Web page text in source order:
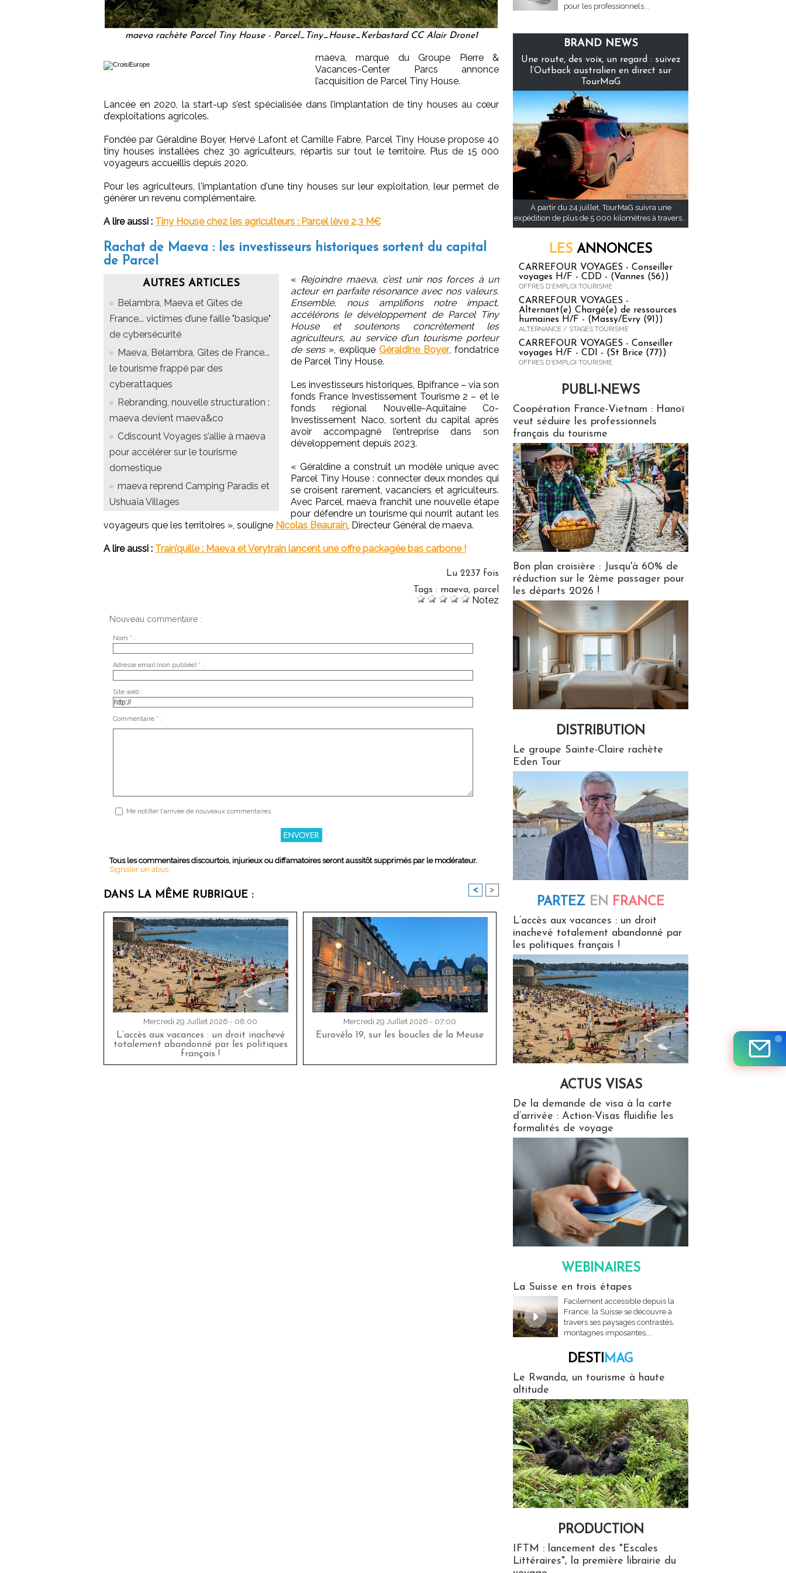
maeva rachète Parcel Tiny House - Parcel_Tiny_House_Kerbastard CC Alair Drone1
maeva, marque du Groupe Pierre &
Vacances-Center Parcs annonce
l’acquisition de Parcel Tiny House.
Lancée en 2020, la start-up s’est spécialisée dans l’implantation de tiny houses au cœur
d’exploitations agricoles.
Fondée par Géraldine Boyer, Hervé Lafont et Camille Fabre, Parcel Tiny House propose 40
tiny houses installées chez 30 agriculteurs, répartis sur tout le territoire. Plus de 15 000
voyageurs accueillis depuis 2020.
Pour les agriculteurs, l'implantation d'une tiny houses sur leur exploitation, leur permet de
générer un revenu complémentaire.
A lire aussi : Tiny House chez les agriculteurs : Parcel lève 2,3 M€
Rachat de Maeva : les investisseurs historiques sortent du capital
de Parcel
AUTRES ARTICLES
Belambra, Maeva et Gîtes de
France... victimes d’une faille "basique"
de cybersécurité
Maeva, Belambra, Gîtes de France...
le tourisme frappé par des
cyberattaques
Rebranding, nouvelle structuration :
maeva devient maeva&co
Cdiscount Voyages s’allie à maeva
pour accélérer sur le tourisme
domestique
maeva reprend Camping Paradis et
Ushuaïa Villages
« Rejoindre maeva, c’est unir nos forces à un
acteur en parfaite résonance avec nos valeurs.
Ensemble, nous amplifions notre impact,
accélérons le développement de Parcel Tiny
House et soutenons concrètement les
agriculteurs, au service d’un tourisme porteur
de sens», explique Géraldine Boyer, fondatrice
de Parcel Tiny House.
Les investisseurs historiques, Bpifrance – via son
fonds France Investissement Tourisme 2 – et le
fonds régional Nouvelle-Aquitaine Co-
Investissement Naco, sortent du capital après
avoir accompagné l’entreprise dans son
développement depuis 2023.
« Géraldine a construit un modèle unique avec
Parcel Tiny House : connecter deux mondes qui
se croisent rarement, vacanciers et agriculteurs.
Avec Parcel, maeva franchit une nouvelle étape
pour défendre un tourisme qui nourrit autant les
voyageurs que les territoires », souligne Nicolas Beaurain , Directeur Général de maeva.
A lire aussi : Train’quille : Maeva et Verytrain lancent une offre packagée bas carbone !
Lu 2237 fois
Tags : maeva, parcel
Notez
Nouveau commentaire :
Nom * :
Adresse email (non publiée) * :
Site web :
Commentaire * :
Me notifier l'arrivée de nouveaux commentaires
Tous les commentaires discourtois, injurieux ou diffamatoires seront aussitôt supprimés par le modérateur.
Signaler un abus
DANS LA MÊME RUBRIQUE : < >
Mercredi 29 Juillet 2026 - 08:00
L’accès aux vacances : un droit inachevé
totalement abandonné par les politiques
français !
Mercredi 29 Juillet 2026 - 07:00
Eurovélo 19, sur les boucles de la Meuse
pour les professionnels...
BRAND NEWS
Une route, des voix, un regard : suivez
l’Outback australien en direct sur
TourMaG
À partir du 24 juillet, TourMaG suivra une
expédition de plus de 5 000 kilomètres à travers...
LES ANNONCES
CARREFOUR VOYAGES - Conseiller
voyages H/F - CDD - (Vannes (56))
OFFRES D'EMPLOI TOURISME
CARREFOUR VOYAGES -
Alternant(e) Chargé(e) de ressources
humaines H/F - (Massy/Evry (91))
ALTERNANCE / STAGES TOURISME
CARREFOUR VOYAGES - Conseiller
voyages H/F - CDI - (St Brice (77))
OFFRES D'EMPLOI TOURISME
PUBLI-NEWS
Coopération France-Vietnam : Hanoï
veut séduire les professionnels
français du tourisme
Bon plan croisière : Jusqu'à 60% de
réduction sur le 2ème passager pour
les départs 2026 !
DISTRIBUTION
Le groupe Sainte-Claire rachète
Eden Tour
PARTEZ EN FRANCE
L’accès aux vacances : un droit
inachevé totalement abandonné par
les politiques français !
ACTUS VISAS
De la demande de visa à la carte
d’arrivée : Action-Visas fluidifie les
formalités de voyage
WEBINAIRES
La Suisse en trois étapes
Facilement accessible depuis la
France, la Suisse se découvre à
travers ses paysages contrastés,
montagnes imposantes,...
DESTIMAG
Le Rwanda, un tourisme à haute
altitude
PRODUCTION
IFTM : lancement des "Escales
Littéraires", la première librairie du